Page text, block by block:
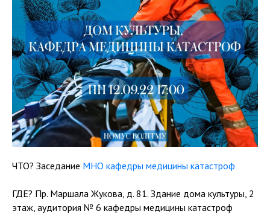
ЧТО? Заседание МНО кафедры медицины катастроф
ГДЕ? Пр. Маршала Жукова, д. 81. Здание дома культуры, 2
этаж, аудитория № 6 кафедры медицины катастроф